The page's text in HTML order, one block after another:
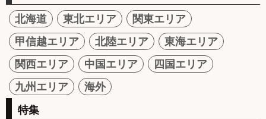
北海道 東北エリア
関東エリア
甲信越エリア
北陸エリア
東海エリア
関西エリア
中国エリア
四国エリア
九州エリア
海外
特集